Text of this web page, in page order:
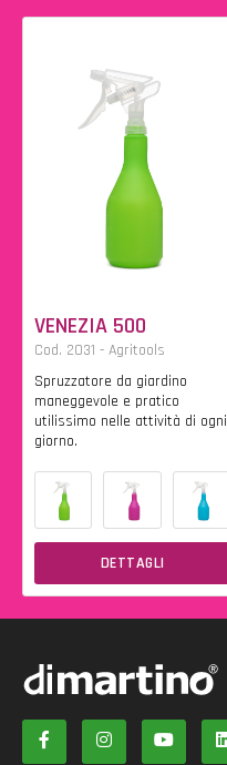
VENEZIA 500
Cod. 2031 - Agritools
Spruzzatore da giardino
maneggevole e pratico
utilissimo nelle attività di ogni
giorno.
DETTAGLI